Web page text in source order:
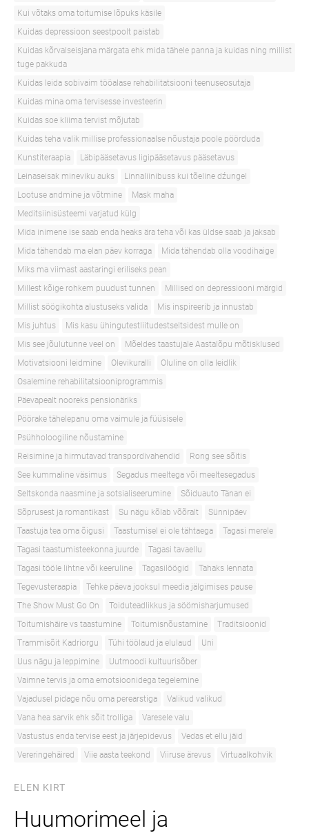
Kui võtaks oma toitumise lõpuks käsile
Kuidas depressioon seestpoolt paistab
Kuidas kõrvalseisjana märgata ehk mida tähele panna ja kuidas ning millist
tuge pakkuda
Kuidas leida sobivaim tööalase rehabilitatsiooni teenuseosutaja
Kuidas mina oma tervisesse investeerin
Kuidas soe kliima tervist mõjutab
Kuidas teha valik millise professionaalse nõustaja poole pöörduda
Kunstiteraapia
Läbipääsetavus ligipääsetavus pääsetavus
Leinaseisak mineviku auks
Linnaliinibuss kui tõeline dźungel
Lootuse andmine ja võtmine
Mask maha
Meditsiinisüsteemi varjatud külg
Mida inimene ise saab enda heaks ära teha või kas üldse saab ja jaksab
Mida tähendab ma elan päev korraga
Mida tähendab olla voodihaige
Miks ma viimast aastaringi eriliseks pean
Millest kõige rohkem puudust tunnen
Millised on depressiooni märgid
Millist söögikohta alustuseks valida
Mis inspireerib ja innustab
Mis juhtus
Mis kasu ühingutestliitudestseltsidest mulle on
Mis see jõulutunne veel on
Mõeldes taastujale Aastalõpu mõtisklused
Motivatsiooni leidmine
Olevikuralli
Oluline on olla leidlik
Osalemine rehabilitatsiooniprogrammis
Päevapealt nooreks pensionäriks
Pöörake tähelepanu oma vaimule ja füüsisele
Psühholoogiline nõustamine
Reisimine ja hirmutavad transpordivahendid
Rong see sõitis
See kummaline väsimus
Segadus meeltega või meeltesegadus
Seltskonda naasmine ja sotsialiseerumine
Sõiduauto Tänan ei
Sõprusest ja romantikast
Su nägu kõlab võõralt
Sünnipäev
Taastuja tea oma õigusi
Taastumisel ei ole tähtaega
Tagasi merele
Tagasi taastumisteekonna juurde
Tagasi tavaellu
Tagasi tööle lihtne või keeruline
Tagasilöögid
Tahaks lennata
Tegevusteraapia
Tehke päeva jooksul meedia jälgimises pause
The Show Must Go On
Toiduteadlikkus ja söömisharjumused
Toitumishäire vs taastumine
Toitumisnõustamine
Traditsioonid
Trammisõit Kadriorgu
Tühi töölaud ja elulaud
Uni
Uus nägu ja leppimine
Uutmoodi kultuurisõber
Vaimne tervis ja oma emotsioonidega tegelemine
Vajadusel pidage nõu oma perearstiga
Valikud valikud
Vana hea sarvik ehk sõit trolliga
Varesele valu
Vastustus enda tervise eest ja järjepidevus
Vedas et ellu jäid
Vereringehäired
Viie aasta teekond Viiruse ärevus Virtuaalkohvik
ELEN KIRT
Huumorimeel ja